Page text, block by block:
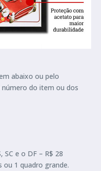
abaixo ou pelo
do item ou dos
SC e o DF – R$ 28
ou 1 quadro grande.